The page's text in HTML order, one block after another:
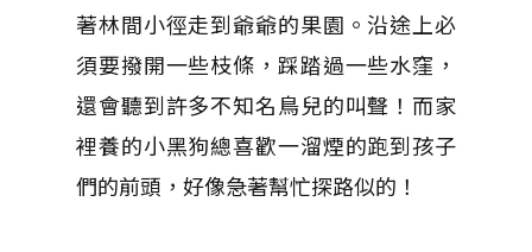
著林間小徑走到爺爺的果園。沿途上必
須要撥開一些枝條，踩踏過一些水窪，
還會聽到許多不知名鳥兒的叫聲！而家
裡養的小黑狗總喜歡一溜煙的跑到孩子
們的前頭，好像急著幫忙探路似的！